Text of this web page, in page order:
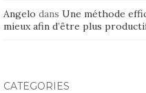
Angelo dans Une méthode
mieux afin d’être plus
CATÉGORIES